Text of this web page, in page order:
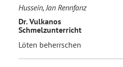
Hussein, Jan Rennfanz
Dr. Vulkanos
Schmelzunterricht
Löten beherrschen